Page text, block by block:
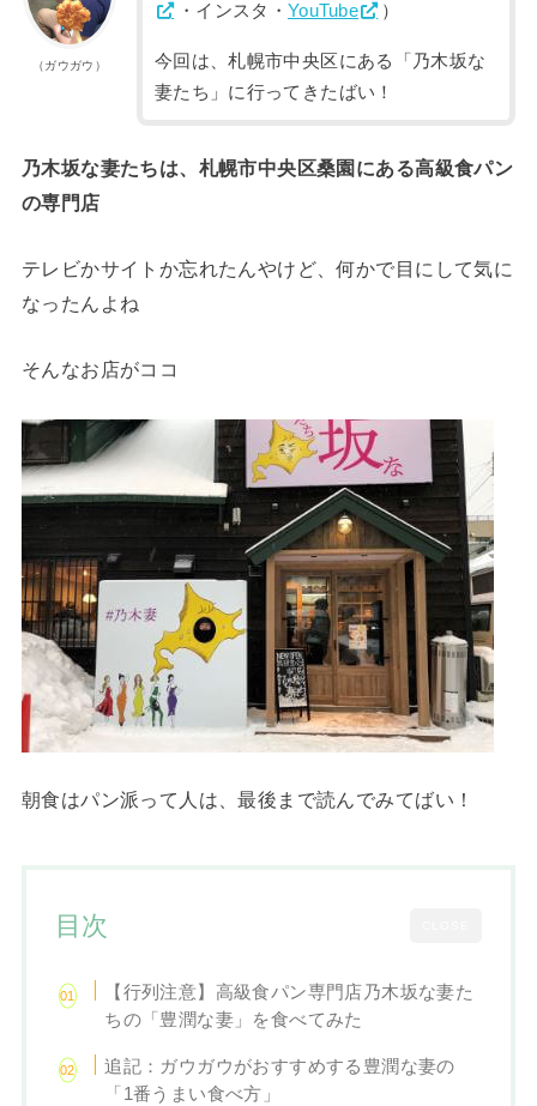
（ガウガウ）
・インスタ・ YouTube ）
今回は、札幌市中央区にある「乃木坂な
妻たち」に行ってきたばい！
乃木坂な妻たちは、札幌市中央区桑園にある高級食パン
の専門店
テレビかサイトか忘れたんやけど、何かで目にして気に
なったんよね
そんなお店がココ
朝食はパン派って人は、最後まで読んでみてばい！
目次
【行列注意】高級食パン専門店乃木坂な妻た
ちの「豊潤な妻」を食べてみた
追記：ガウガウがおすすめする豊潤な妻の
「1番うまい食べ方」